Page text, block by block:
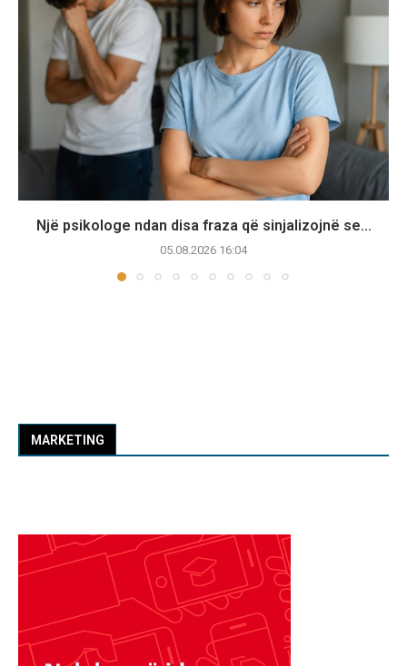
Një psikologe ndan disa fraza që sinjalizojnë se...
05.08.2026 16:04
MARKETING